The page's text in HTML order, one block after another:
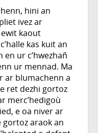
hini an
ivez ar
kaout
kas kuit an
ur c’hwezhañ
ur mennad. Ma
ar blumachenn a
ret dezhi gortoz
merc’hedigoù
e oa niver ar
gortoz araok an